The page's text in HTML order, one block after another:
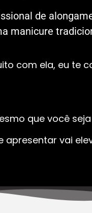
de
manicure
com ela, eu te
que você
apresentar vai